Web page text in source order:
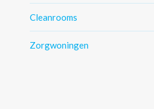
Cleanrooms
Zorgwoningen